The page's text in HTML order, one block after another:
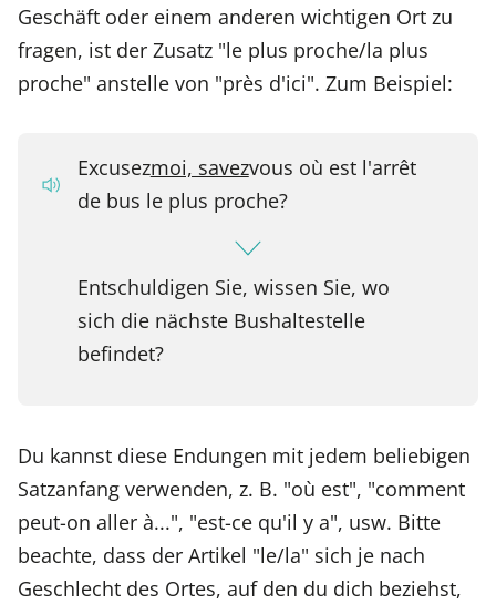
Geschäft oder einem anderen wichtigen Ort zu
fragen, ist der Zusatz "le plus proche/la plus
proche" anstelle von "près d'ici". Zum Beispiel:
Excusezmoi, savezvous où est l'arrêt
de bus le plus proche?
Entschuldigen Sie, wissen Sie, wo
sich die nächste Bushaltestelle
befindet?
Du kannst diese Endungen mit jedem beliebigen
Satzanfang verwenden, z. B. "où est", "comment
peut-on aller à...", "est-ce qu'il y a", usw. Bitte
beachte, dass der Artikel "le/la" sich je nach
Geschlecht des Ortes, auf den du dich beziehst,